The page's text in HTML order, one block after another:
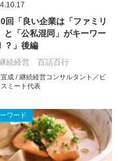
回「良い企業は「ファミリ
と「公私混同」がキーワー
？」後編
続経営 百話百行
成 / 継続経営コンサルタント／ビ
ミート代表
ワード